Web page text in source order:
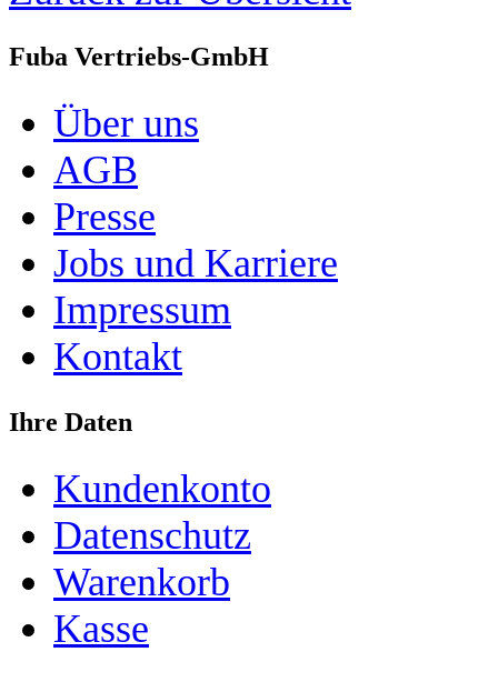
Fuba Vertriebs-GmbH
Über uns
AGB
Presse
Jobs und Karriere
Impressum
Kontakt
Ihre Daten
Kundenkonto
Datenschutz
Warenkorb
Kasse